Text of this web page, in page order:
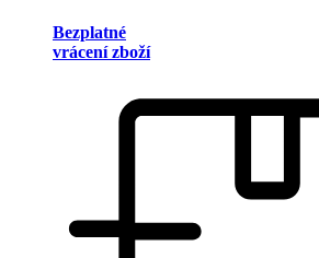
Bezplatné
vrácení zboží